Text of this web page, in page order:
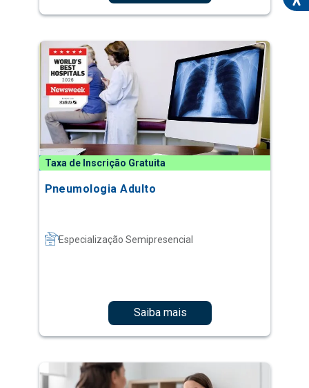
Taxa de Inscrição Gratuita
Pneumologia Adulto
Especialização Semipresencial
Saiba mais